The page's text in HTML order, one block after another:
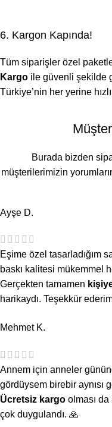
6. Kargon Kapında!
Tüm siparişler özel
Kargo ile güvenli şekilde
Türkiye’nin her yerine
Burada bizden
müşterilerimizin
Ayşe D.
Eşime özel tasarladığım
baskı kalitesi mükemmel
Gerçekten tamamen
harikaydı. Teşekkür
Mehmet K.
Annem için anneler
gördüysem birebir aynısı
Ücretsiz kargo olması
çok duygulandı. 🙏